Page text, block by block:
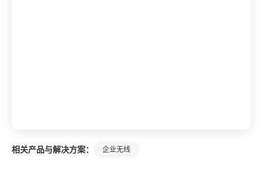
相关产品与解决方案： 企业无线